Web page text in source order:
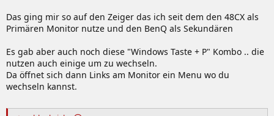
Das ging mir so auf den Zeiger das ich seit dem den 48CX als
Primären Monitor nutze und den BenQ als Sekundären
Es gab aber auch noch diese "Windows Taste + P" Kombo .. die
nutzen auch einige um zu wechseln.
Da öffnet sich dann Links am Monitor ein Menu wo du
wechseln kannst.